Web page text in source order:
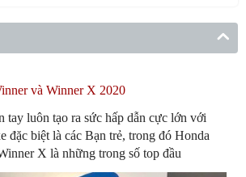
và Winner X 2020
tay luôn tạo ra sức hấp dẫn cực lớn với
đặc biệt là các Bạn trẻ, trong đó Honda
X là những trong số top đầu